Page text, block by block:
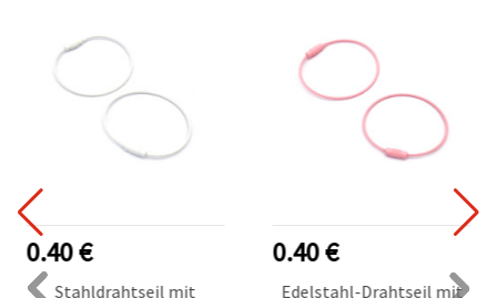
0.40 €
Stahldrahtseil mit
0.40 €
Edelstahl-Drahtseil mit